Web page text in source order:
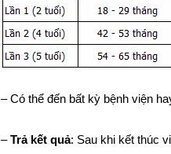
– Có thể đến bất kỳ bệnh viện
–Trả kết quả: Sau khi kết thúc